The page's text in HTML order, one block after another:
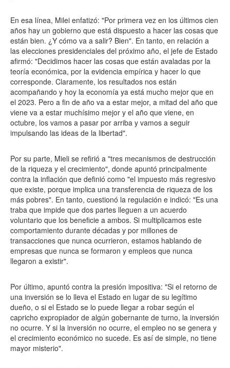
En esa línea, Milei enfatizó: "Por primera vez en los últimos cien
años hay un gobierno que está dispuesto a hacer las cosas que
están bien. ¿Y cómo va a salir? Bien". En tanto, en relación a
las elecciones presidenciales del próximo año, el jefe de Estado
afirmó: "Decidimos hacer las cosas que están avaladas por la
teoría económica, por la evidencia empírica y hacer lo que
corresponde. Claramente, los resultados nos están
acompañando y hoy la economía ya está mucho mejor que en
el 2023. Pero a fin de año va a estar mejor, a mitad del año que
viene va a estar muchísimo mejor y el año que viene, en
octubre, los vamos a pasar por arriba y vamos a seguir
impulsando las ideas de la libertad".
Por su parte, Mieli se refirió a "tres mecanismos de destrucción
de la riqueza y el crecimiento", donde apuntó principalmente
contra la inflación que definió como "el impuesto más regresivo
que existe, porque implica una transferencia de riqueza de los
más pobres". En tanto, cuestionó la regulación e indicó: "Es una
traba que impide que dos partes lleguen a un acuerdo
voluntario que los beneficie a ambos. Si multiplicamos este
comportamiento durante décadas y por millones de
transacciones que nunca ocurrieron, estamos hablando de
empresas que nunca se formaron y empleos que nunca
llegaron a existir".
Por último, apuntó contra la presión impositiva: "Si el retorno de
una inversión se lo lleva el Estado en lugar de su legítimo
dueño, o si el Estado se lo puede llegar a robar según el
capricho expropiador de algún gobernante de turno, la inversión
no ocurre. Y si la inversión no ocurre, el empleo no se genera y
el crecimiento económico no sucede. Es así de simple, no tiene
mayor misterio".